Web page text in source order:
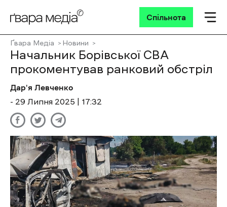
Спільнота
Ґвара Медіа Новини
Начальник Борівської СВА
прокоментував ранковий обстріл
Дар'я Левченко
- 29 Липня 2025 | 17:32